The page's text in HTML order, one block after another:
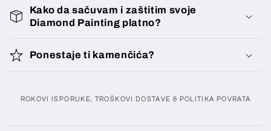
Kako da sačuvam i zaštitim svoje
Diamond Painting platno?
Ponestaje ti kamenčića?
ROKOVI ISPORUKE, TROŠKOVI DOSTAVE & POLITIKA POVRATA